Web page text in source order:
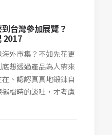
台灣參加展覽？
2017
外市集？不如先花更
想透過產品為人帶來
、認認真真地鍛鍊自
檔時的談吐，才考慮